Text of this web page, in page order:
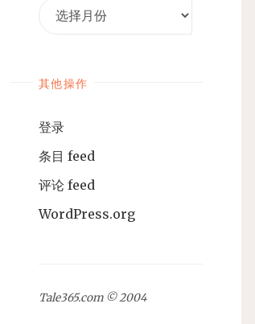
其他操作
登录
条目 feed
评论 feed
WordPress.org
Tale365.com © 2004